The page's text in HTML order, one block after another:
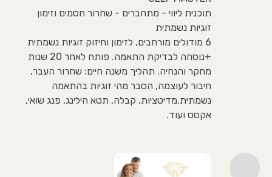
תוכנית ליווי - מתחברים - שחרור חסמים וזימון
זוגיות נשמתית
6 מודולים מורחבים, לזימון וחיזוק זוגיות נשמתית
+נוסחה לבדיקת התאמה. פותח לאחר 20 שנות
מחקר והנחיה. תהליך משנה חיים: שחרור העבר,
חיבור לעוצמה, הסבר מהי זוגיות בהתאמה
נשמתית.מדיטציות, קבלה, תטא הילינג, פנג שואי,
אקסס ועוד.